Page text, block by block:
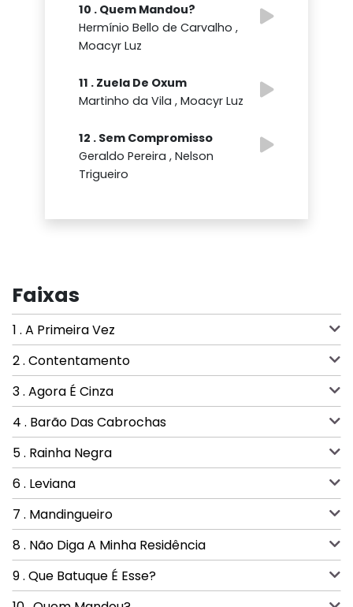
10 . Quem Mandou?
Hermínio Bello de Carvalho ,
Moacyr Luz
11 . Zuela De Oxum
Martinho da Vila , Moacyr Luz
12 . Sem Compromisso
Geraldo Pereira , Nelson
Trigueiro
Faixas
1 . A Primeira Vez
2 . Contentamento
3 . Agora É Cinza
4 . Barão Das Cabrochas
5 . Rainha Negra
6 . Leviana
7 . Mandingueiro
8 . Não Diga A Minha Residência
9 . Que Batuque É Esse?